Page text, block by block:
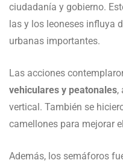
ciudadanía y gobierno.
las y los leoneses influya
urbanas importantes.
Las acciones
vehiculares y peatonales,
vertical. También se
camellones para mejorar
Además, los semáforos